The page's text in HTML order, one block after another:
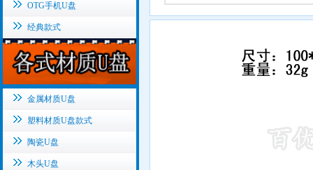
OTG手机U盘
经典款式
金属材质U盘
塑料材质U盘款式
陶瓷U盘
木头U盘